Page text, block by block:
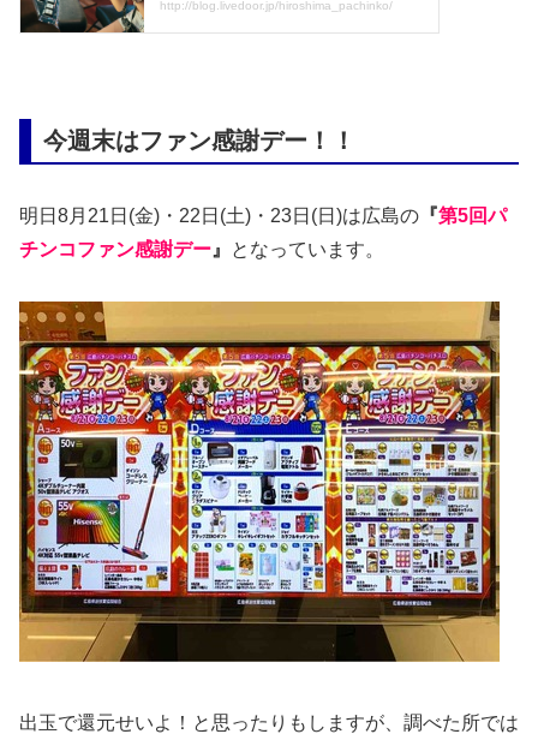
今週末はファン感謝デー！！
明日8月21日(金)・22日(土)・23日(日)は広島の 『第5回パ
チンコファン感謝デー 』 となっています。
出玉で還元せいよ！と思ったりもしますが、調べた所では